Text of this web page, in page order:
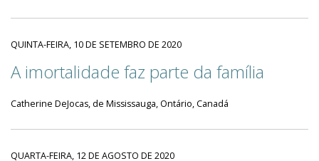
QUINTA-FEIRA, 10 DE SETEMBRO DE 2020
A imortalidade faz parte da família
Catherine DeJocas, de Mississauga, Ontário, Canadá
QUARTA-FEIRA, 12 DE AGOSTO DE 2020